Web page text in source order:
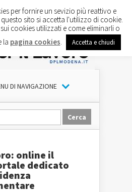
DI NAVIGAZIONE
online il
dedicato
per fornire un sevizio più reattivo e
sito si accetta l'utilizzo di cookie.
cookies utilizzati e come eliminarli o
la pagina cookies Accetta e chiudi